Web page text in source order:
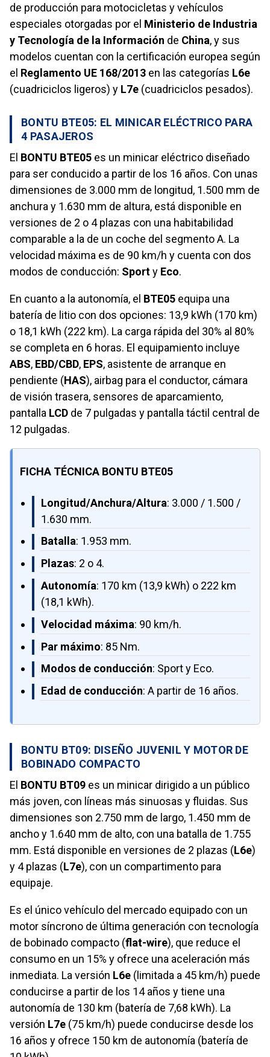
de producción para motocicletas y vehículos
especiales otorgadas por el Ministerio de Industria
y Tecnología de la Información de China, y sus
modelos cuentan con la certificación europea según
el Reglamento UE 168/2013 en las categorías L6e
(cuadriciclos ligeros) y L7e (cuadriciclos pesados).
BONTU BTE05: EL MINICAR ELÉCTRICO PARA
4 PASAJEROS
El BONTU BTE05 es un minicar eléctrico diseñado
para ser conducido a partir de los 16 años. Con unas
dimensiones de 3.000 mm de longitud, 1.500 mm de
anchura y 1.630 mm de altura, está disponible en
versiones de 2 o 4 plazas con una habitabilidad
comparable a la de un coche del segmento A. La
velocidad máxima es de 90 km/h y cuenta con dos
modos de conducción: Sporty Eco.
En cuanto a la autonomía, el BTE05 equipa una
batería de litio con dos opciones: 13,9 kWh (170 km)
o 18,1 kWh (222 km). La carga rápida del 30% al 80%
se completa en 6 horas. El equipamiento incluye
ABS, EBD/CBD, EPS, asistente de arranque en
pendiente (HAS), airbag para el conductor, cámara
de visión trasera, sensores de aparcamiento,
pantalla LCD de 7 pulgadas y pantalla táctil central de
12 pulgadas.
FICHA TÉCNICA BONTU BTE05
Longitud/Anchura/Altura: 3.000 / 1.500 /
1.630 mm.
Batalla: 1.953 mm.
Plazas: 2 o 4.
Autonomía: 170 km (13,9 kWh) o 222 km
(18,1 kWh).
Velocidad máxima: 90 km/h.
Par máximo: 85 Nm.
Modos de conducción: Sport y Eco.
Edad de conducción: A partir de 16 años.
BONTU BT09: DISEÑO JUVENIL Y MOTOR DE
BOBINADO COMPACTO
El BONTU BT09 es un minicar dirigido a un público
más joven, con líneas más sinuosas y fluidas. Sus
dimensiones son 2.750 mm de largo, 1.450 mm de
ancho y 1.640 mm de alto, con una batalla de 1.755
mm. Está disponible en versiones de 2 plazas (L6e)
y 4 plazas (L7e), con un compartimento para
equipaje.
Es el único vehículo del mercado equipado con un
motor síncrono de última generación con tecnología
de bobinado compacto (flat-wire), que reduce el
consumo en un 15% y ofrece una aceleración más
inmediata. La versión L6e (limitada a 45 km/h) puede
conducirse a partir de los 14 años y tiene una
autonomía de 130 km (batería de 7,68 kWh). La
versión L7e (75 km/h) puede conducirse desde los
16 años y ofrece 150 km de autonomía (batería de